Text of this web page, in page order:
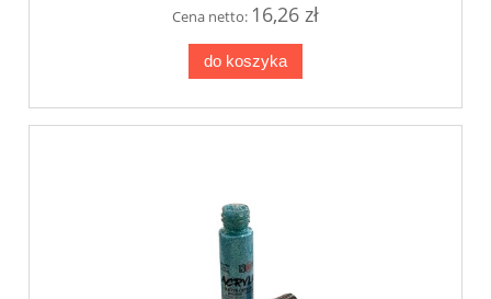
Cena netto: 16,26 zł
do koszyka